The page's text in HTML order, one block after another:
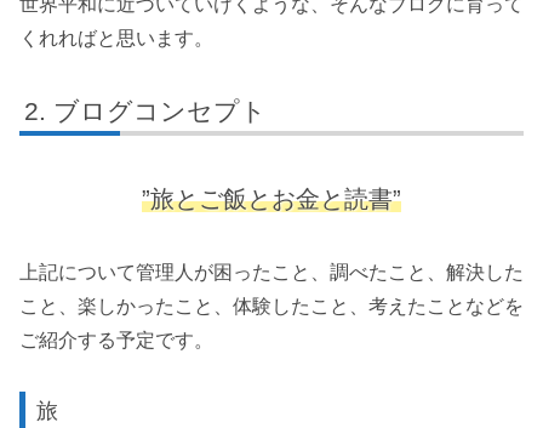
世界平和に近づいていけくような、そんなブログに育って
くれればと思います。
ブログコンセプト
”旅とご飯とお金と読書”
上記について管理人が困ったこと、調べたこと、解決した
こと、楽しかったこと、体験したこと、考えたことなどを
ご紹介する予定です。
旅